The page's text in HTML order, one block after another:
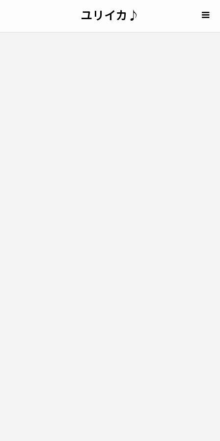
ユリイカ♪